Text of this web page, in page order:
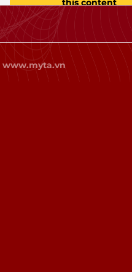
this content
www.myta.vn